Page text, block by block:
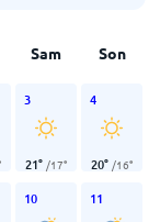
Sam Son
3
21° /17°
4
20° /16°
10 11